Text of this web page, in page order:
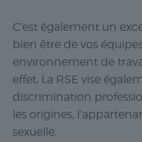
C’est également un
bien être de vos
environnement de
effet, La RSE vise
discrimination
les origines,
sexuelle.